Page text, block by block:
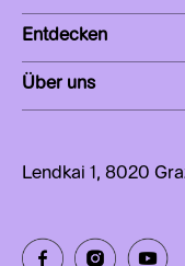
Entdecken
Über uns
Lendkai 1, 8020